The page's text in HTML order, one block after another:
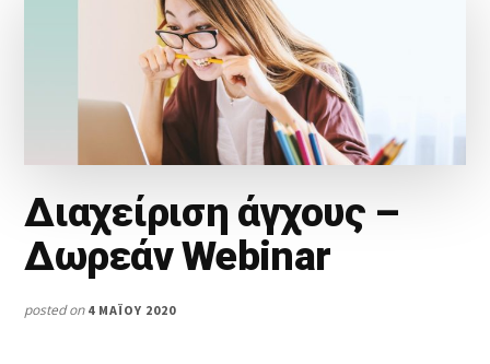
Διαχείριση άγχους –
Δωρεάν Webinar
posted on 4 ΜΑΪ́ΟΥ 2020